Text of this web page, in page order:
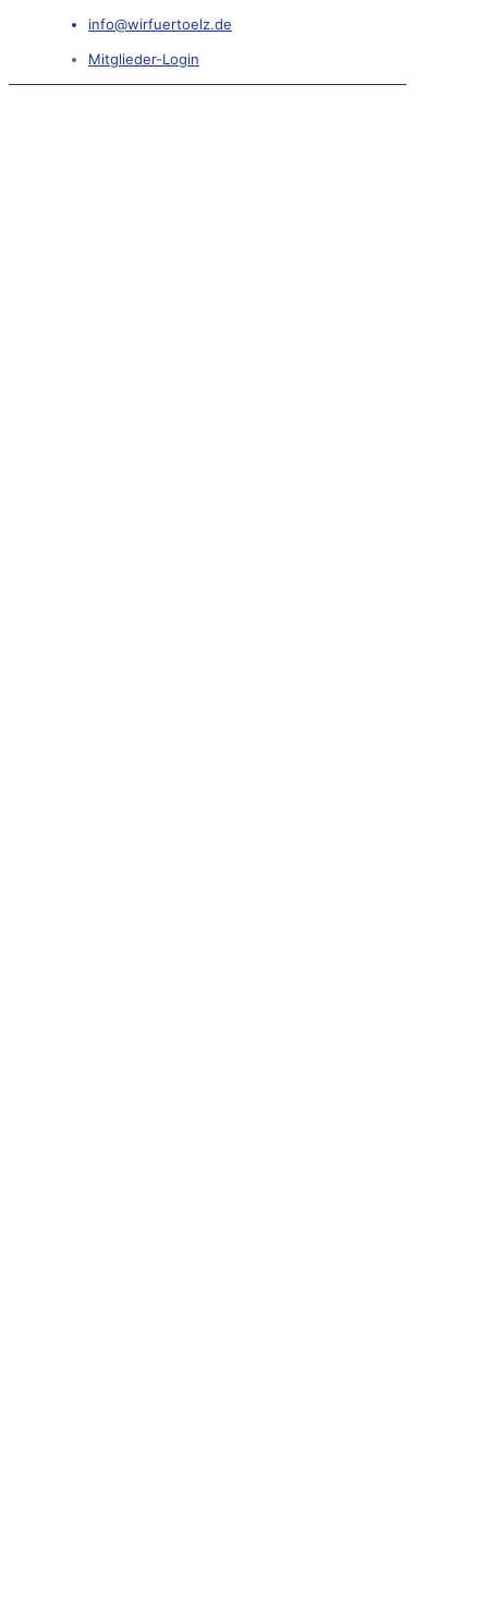
info@wirfuertoelz.de
Mitglieder-Login